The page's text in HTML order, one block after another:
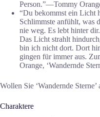
Person.”―Tommy
“Du bekommst ein Licht
Schlimmste anfühlt, was
nie weg. Es lebt hinter
Das Licht strahlt
bin ich nicht dort. Dort
gingen für immer aus.
Orange, ‘Wandernde
Wollen Sie ‘Wandernde Sterne’
Charaktere